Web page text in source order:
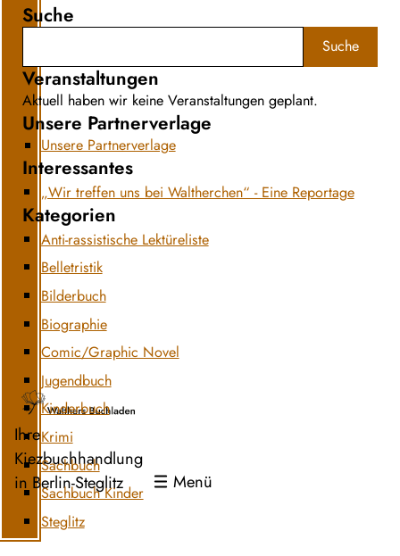
Ihre
Kiezbuchhandlung
in Berlin-Steglitz
Menü
Suche
Suche
Veranstaltungen
Aktuell haben wir keine Veranstaltungen geplant.
Unsere Partnerverlage
Unsere Partnerverlage
Interessantes
„Wir treffen uns bei Waltherchen“ - Eine Reportage
Kategorien
Anti-rassistische Lektüreliste
Belletristik
Bilderbuch
Biographie
Comic/Graphic Novel
Jugendbuch
Kinderbuch
Krimi
Sachbuch
Sachbuch Kinder
Steglitz